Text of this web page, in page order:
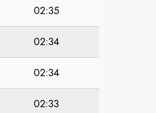
02:35
02:34
02:34
02:33